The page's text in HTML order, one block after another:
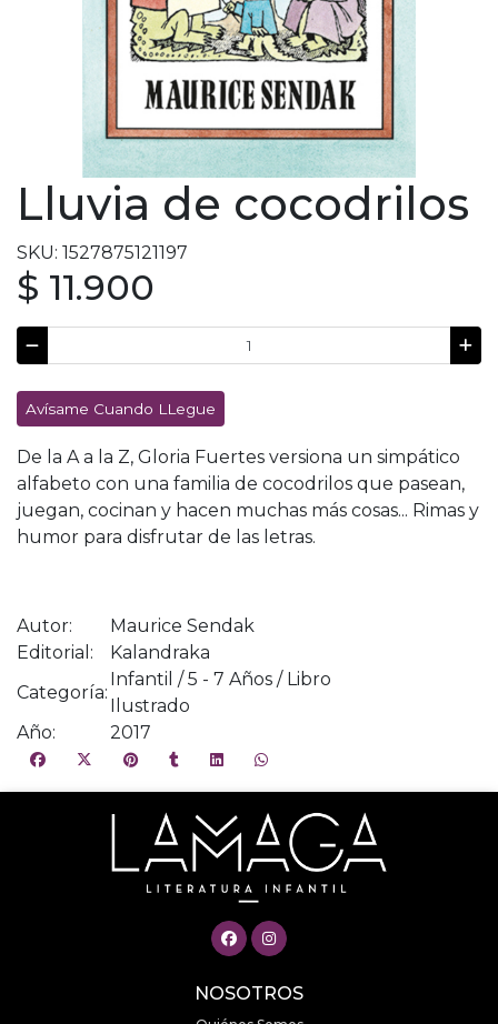
Lluvia de cocodrilos
SKU: 1527875121197
$ 11.900
Avísame Cuando LLegue
De la A a la Z, Gloria Fuertes versiona un simpático
alfabeto con una familia de cocodrilos que pasean,
juegan, cocinan y hacen muchas más cosas... Rimas y
humor para disfrutar de las letras.
Autor:
Maurice Sendak
Editorial:
Kalandraka
Categoría:
Infantil / 5 - 7 Años / Libro
Ilustrado
Año:
2017
NOSOTROS